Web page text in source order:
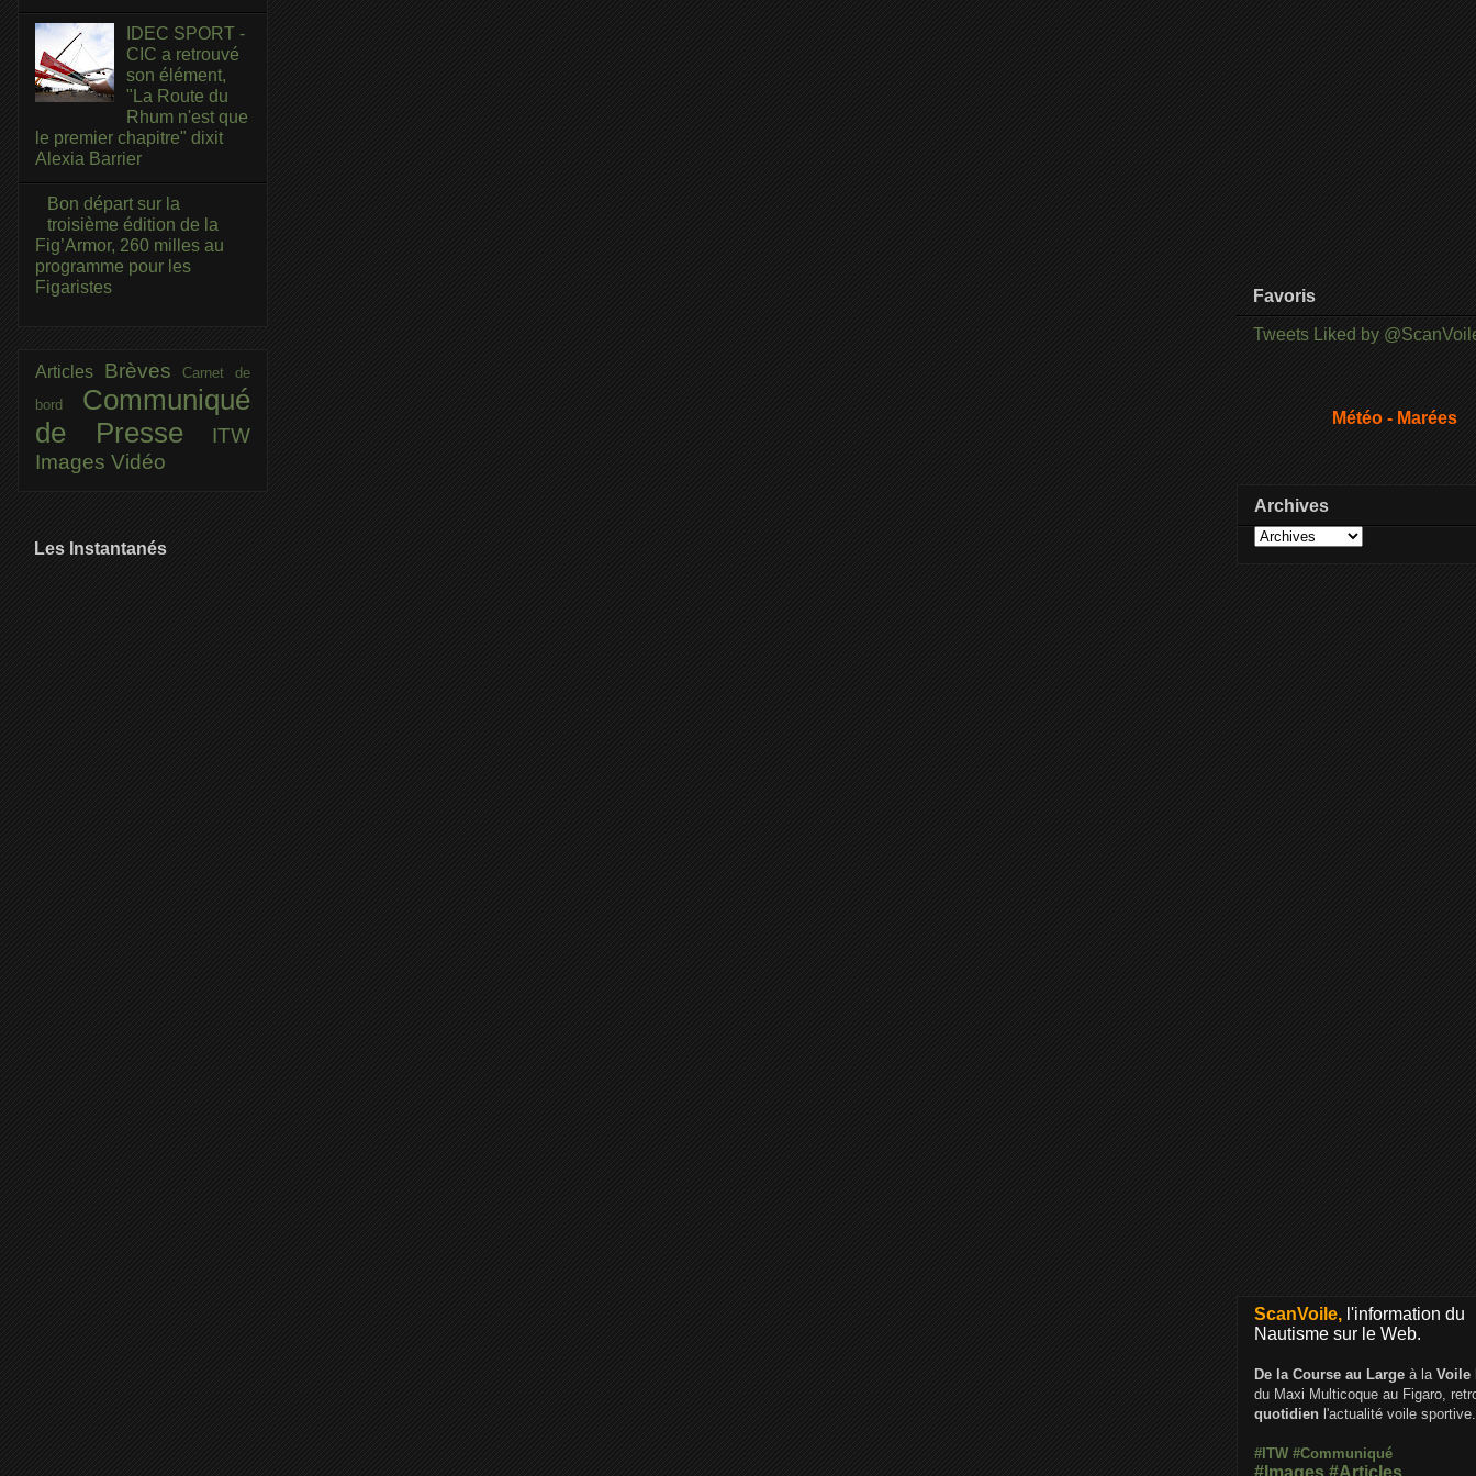
IDEC SPORT -
CIC a retrouvé
son élément,
"La Route du
Rhum n'est que
le premier chapitre" dixit
Alexia Barrier
Bon départ sur la
troisième édition de la
Fig’Armor, 260 milles au
programme pour les
Figaristes
Articles BrèvesCarnet de
bord Communiqué
de Presse
ITW
Images Vidéo
Les Instantanés
Favoris
Tweets Liked by
Météo - Marées
Archives
ScanVoile, l'information du
Nautisme sur le Web.
De la Course au Large à la Voile
du Maxi Multicoque au Figaro,
quotidien l'actualité voile sportive.
#ITW #Communiqué
#Images #Articles